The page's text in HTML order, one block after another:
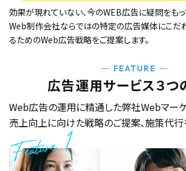
効果が現れていない、今のWEB広告に疑問をもっ
Web制作会社ならではの特定の広告媒体にこだ
るためのWeb広告戦略をご提案します。
FEATURE
広告運用サービス３つ
Web広告の運用に精通した弊社Webマー
売上向上に向けた戦略のご提案、施策代行
Feature 1